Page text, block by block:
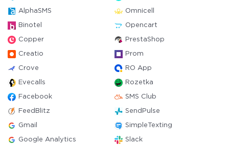
AlphaSMS Omnicell
Binotel Opencart
Copper PrestaShop
Creatio Prom
Crove RO App
Evecalls Rozetka
Facebook SMS Club
FeedBlitz SendPulse
Gmail SimpleTexting
Google Analytics Slack